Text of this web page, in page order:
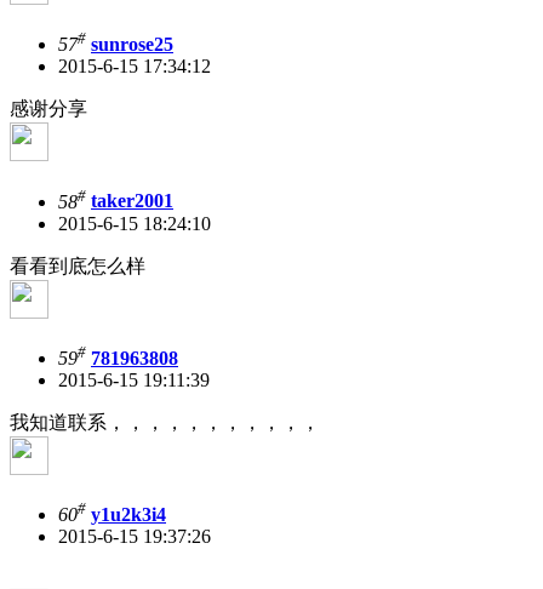
57# sunrose25
2015-6-15 17:34:12
感谢分享
58# taker2001
2015-6-15 18:24:10
看看到底怎么样
59# 781963808
2015-6-15 19:11:39
我知道联系，，，，，，，，，，，
60# y1u2k3i4
2015-6-15 19:37:26